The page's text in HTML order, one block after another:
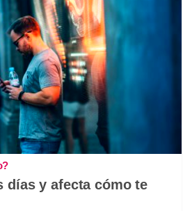
días y afecta cómo te